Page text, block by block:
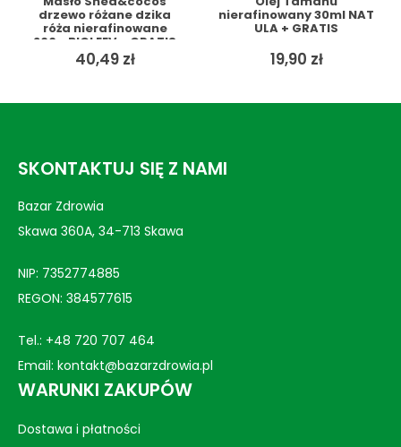
drzewo różane dzika
róża nierafinowane
200g BIOLEEV + GRATIS
40,49 zł
nierafinowany 30ml NAT
ULA + GRATIS
19,90 zł
SKONTAKTUJ SIĘ Z NAMI
Bazar Zdrowia
Skawa 360A, 34-713 Skawa
NIP: 7352774885
REGON: 384577615
Tel.: +48 720 707 464
Email: kontakt@bazarzdrowia.pl
WARUNKI ZAKUPÓW
Dostawa i płatności